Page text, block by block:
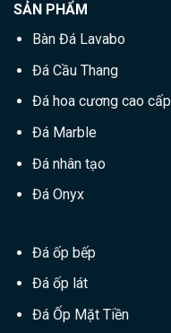
SẢN PHẨM
Bàn Đá Lavabo
Đá Cầu Thang
Đá hoa cương cao cấp
Đá Marble
Đá nhân tạo
Đá Onyx
Đá ốp bếp
Đá ốp lát
Đá Ốp Mặt Tiền